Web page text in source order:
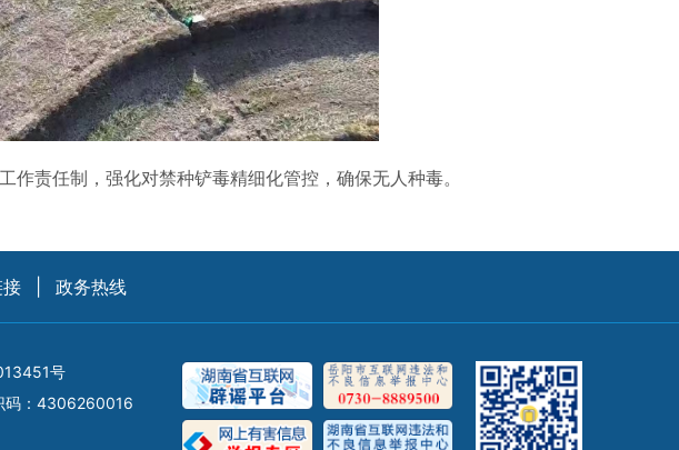
责任制，强化对禁种铲毒精细化管控，确保无人种毒。
政务热线
号
码：4306260016